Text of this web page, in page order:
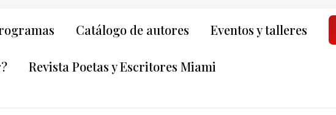
Catálogo de autores Eventos y talleres
Revista Poetas y Escritores Miami